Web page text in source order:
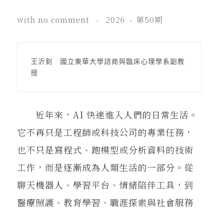
在地實踐
關鍵詞
書評書介
with no comment 2026 第50期
王沂釗　國立東華大學諮商與臨床心理學系副教
授
近年來，AI 快速進入人們的日常生活。
它不再只是工程師或科技公司的專業任務，
也不只是寫程式、跑模型或分析資料的技術
工作，而是逐漸成為人類生活的一部分。從
聊天機器人、學習平台、情緒陪伴工具，到
醫療照護、教育學習、職涯探索與社會服務